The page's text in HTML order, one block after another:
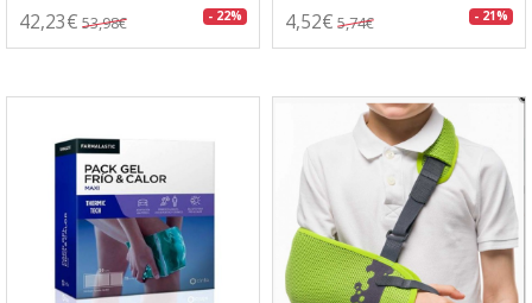
42,23€ 53,98€ - 22% 4,52€ 5,74€ - 21%